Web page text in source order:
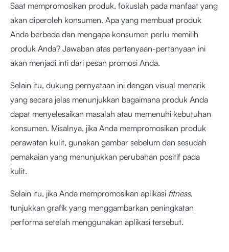
Saat mempromosikan produk, fokuslah pada manfaat yang
akan diperoleh konsumen. Apa yang membuat produk
Anda berbeda dan mengapa konsumen perlu memilih
produk Anda? Jawaban atas pertanyaan-pertanyaan ini
akan menjadi inti dari pesan promosi Anda.
Selain itu, dukung pernyataan ini dengan visual menarik
yang secara jelas menunjukkan bagaimana produk Anda
dapat menyelesaikan masalah atau memenuhi kebutuhan
konsumen. Misalnya, jika Anda mempromosikan produk
perawatan kulit, gunakan gambar sebelum dan sesudah
pemakaian yang menunjukkan perubahan positif pada
kulit.
Selain itu, jika Anda mempromosikan aplikasi fitness,
tunjukkan grafik yang menggambarkan peningkatan
performa setelah menggunakan aplikasi tersebut.